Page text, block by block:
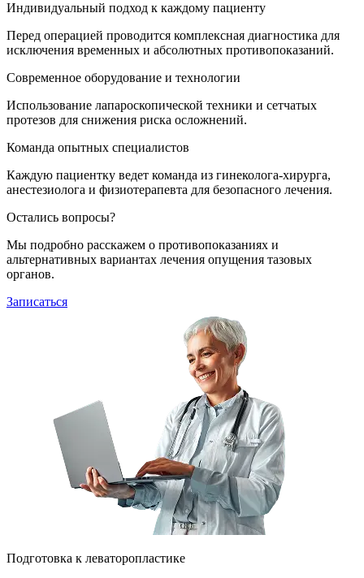
Индивидуальный подход к каждому пациенту
Перед операцией проводится комплексная диагностика для
исключения временных и абсолютных противопоказаний.
Современное оборудование и технологии
Использование лапароскопической техники и сетчатых
протезов для снижения риска осложнений.
Команда опытных специалистов
Каждую пациентку ведет команда из гинеколога-хирурга,
анестезиолога и физиотерапевта для безопасного лечения.
Остались вопросы?
Мы подробно расскажем о противопоказаниях и
альтернативных вариантах лечения опущения тазовых
органов.
Записаться
Подготовка к леваторопластике